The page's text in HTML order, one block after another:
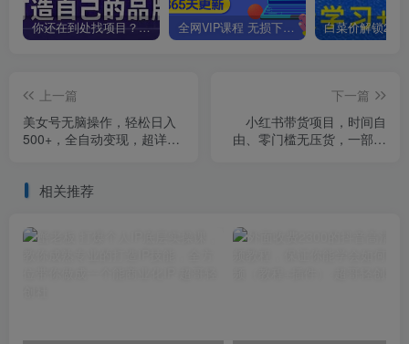
你还在到处找项目？还在当韭菜？我靠卖项目一个月收入5万+，曾经我也是个失败者。 全网VIP课程 无损下载~
上一篇
美女号无脑操作，轻松日入
500+，全自动变现，超详细
下一篇
小红书带货项目，时间自
由、零门槛无压货，一部手
相关推荐